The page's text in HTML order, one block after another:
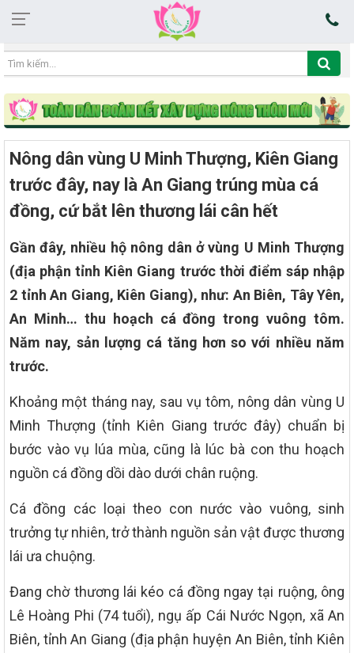
22:34:13 06/08/2026
Nông dân vùng U Minh Thượng, Kiên Giang
trước đây, nay là An Giang trúng mùa cá
đồng, cứ bắt lên thương lái cân hết
Gần đây, nhiều hộ nông dân ở vùng U Minh Thượng
(địa phận tỉnh Kiên Giang trước thời điểm sáp nhập
2 tỉnh An Giang, Kiên Giang), như: An Biên, Tây Yên,
An Minh… thu hoạch cá đồng trong vuông tôm.
Năm nay, sản lượng cá tăng hơn so với nhiều năm
trước.
Khoảng một tháng nay, sau vụ tôm, nông dân vùng U
Minh Thượng (tỉnh Kiên Giang trước đây) chuẩn bị
bước vào vụ lúa mùa, cũng là lúc bà con thu hoạch
nguồn cá đồng dồi dào dưới chân ruộng.
Cá đồng các loại theo con nước vào vuông, sinh
trưởng tự nhiên, trở thành nguồn sản vật được thương
lái ưa chuộng.
Đang chờ thương lái kéo cá đồng ngay tại ruộng, ông
Lê Hoàng Phi (74 tuổi), ngụ ấp Cái Nước Ngọn, xã An
Biên, tỉnh An Giang (địa phận huyện An Biên, tỉnh Kiên